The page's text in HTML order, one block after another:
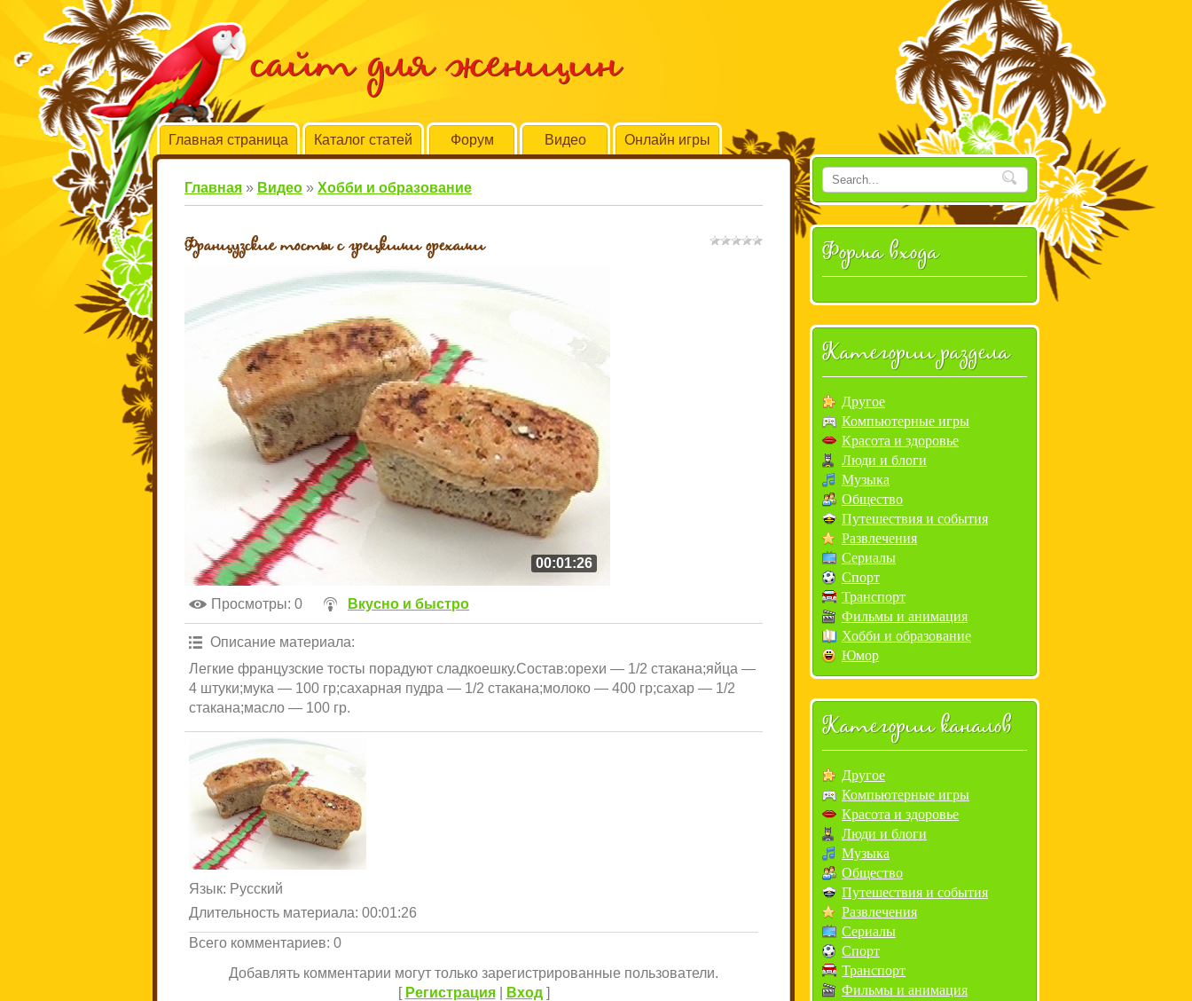
сайт для женщин
Главная страница Каталог статей Форум Видео Онлайн игры
Главная » Видео » Хобби и образование
Французские тосты с грецкими орехами
00:01:26
Просмотры: 0 Вкусно и быстро
Описание материала:
Легкие французские тосты порадуют сладкоешку.Состав:орехи — 1/2 стакана;яйца —
4 штуки;мука — 100 гр;сахарная пудра — 1/2 стакана;молоко — 400 гр;сахар — 1/2
стакана;масло — 100 гр.
Язык: Русский
Длительность материала: 00:01:26
Всего комментариев: 0
Добавлять комментарии могут только зарегистрированные пользователи.
[ Регистрация| Вход]
Форма входа
Категории раздела
Другое
Компьютерные игры
Красота и здоровье
Люди и блоги
Музыка
Общество
Путешествия и события
Развлечения
Сериалы
Спорт
Транспорт
Фильмы и анимация
Хобби и образование
Юмор
Категории каналов
Другое
Компьютерные игры
Красота и здоровье
Люди и блоги
Музыка
Общество
Путешествия и события
Развлечения
Сериалы
Спорт
Транспорт
Фильмы и анимация